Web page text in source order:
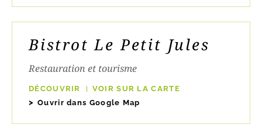
Bistrot Le Petit Jules
Restauration et tourisme
DÉCOUVRIR
VOIR SUR LA CARTE
Ouvrir dans Google Map